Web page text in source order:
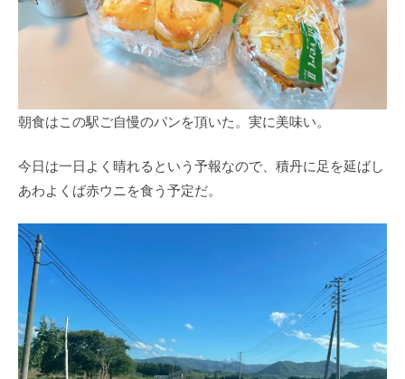
朝食はこの駅ご自慢のパンを頂いた。実に美味い。
今日は一日よく晴れるという予報なので、積丹に足を延ばし
あわよくば赤ウニを食う予定だ。